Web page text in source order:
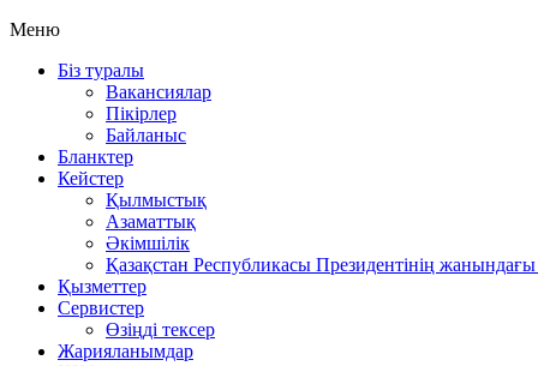
Меню
Біз туралы
Вакансиялар
Пікірлер
Байланыс
Бланктер
Кейстер
Қылмыстық
Азаматтық
Әкімшілік
Қазақстан Республикасы Президентінің
Қызметтер
Сервистер
Өзіңді тексер
Жарияланымдар